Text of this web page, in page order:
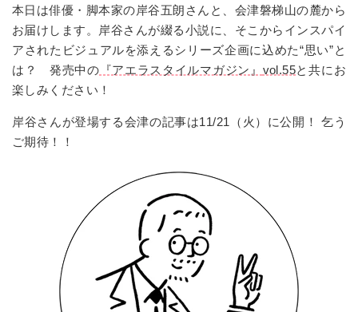
本日は俳優・脚本家の岸谷五朗さんと、会津磐梯山の麓から
お届けします。岸谷さんが綴る小説に、そこからインスパイ
アされたビジュアルを添えるシリーズ企画に込めた“思い”と
は？ 発売中の 『アエラスタイルマガジン』 vol.55と共にお
楽しみください！
岸谷さんが登場する会津の記事は11/21
（火）に公開！ 乞う
ご期待！！